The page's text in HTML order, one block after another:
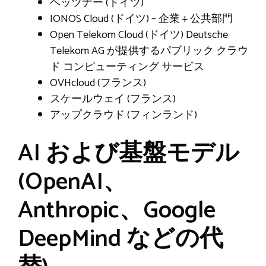
IONOS Cloud (ドイツ) – 企業 + 公共部門
Open Telekom Cloud (ドイツ) Deutsche
Telekom AG が提供するパブリック クラウ
ド コンピューティング サービス
OVHcloud (フランス)
スケールウェイ (フランス)
アップクラウド (フィンランド)
AI および基盤モデル
(OpenAI、
Anthropic、Google
DeepMind などの代